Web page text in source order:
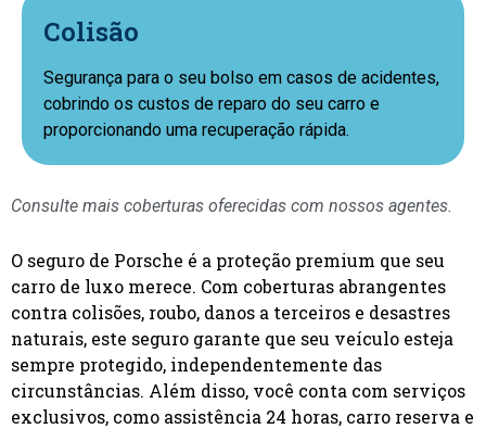
Colisão
Segurança para o seu bolso em casos de acidentes,
cobrindo os custos de reparo do seu carro e
proporcionando uma recuperação rápida.
Consulte mais coberturas oferecidas com nossos agentes.
O seguro de Porsche é a proteção premium que seu
carro de luxo merece. Com coberturas abrangentes
contra colisões, roubo, danos a terceiros e desastres
naturais, este seguro garante que seu veículo esteja
sempre protegido, independentemente das
circunstâncias. Além disso, você conta com serviços
exclusivos, como assistência 24 horas, carro reserva e